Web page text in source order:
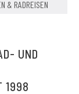
& RADREISEN
UND
1998